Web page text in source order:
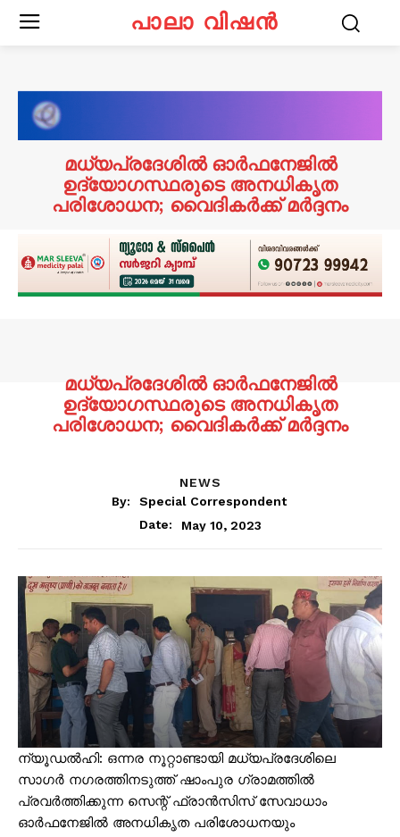
പാലാ വിഷൻ
മധ്യപ്രദേശില്‍ ഓർഫനേജിൽ
ഉദ്യോഗസ്ഥരുടെ അനധികൃത
പരിശോധന; വൈദികര്‍ക്ക് മര്‍ദ്ദനം
മധ്യപ്രദേശില്‍ ഓർഫനേജിൽ
ഉദ്യോഗസ്ഥരുടെ അനധികൃത
പരിശോധന; വൈദികര്‍ക്ക് മര്‍ദ്ദനം
NEWS
By:
Special Correspondent
Date:
May 10, 2023
ന്യൂഡൽഹി: ഒന്നര നൂറ്റാണ്ടായി മധ്യപ്രദേശിലെ
സാഗർ നഗരത്തിനടുത്ത് ഷാംപുര ഗ്രാമത്തിൽ
പ്രവർത്തിക്കുന്ന സെന്റ് ഫ്രാൻസിസ് സേവാധാം
ഓർഫനേജിൽ അനധികൃത പരിശോധനയും